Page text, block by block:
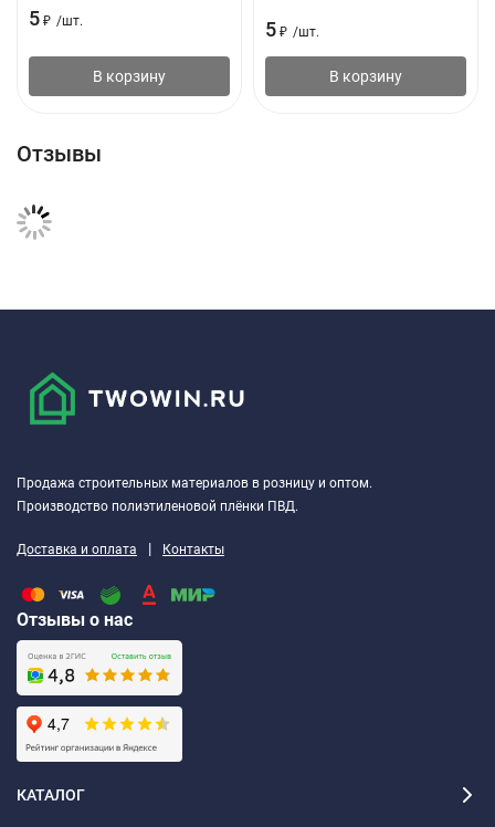
5 ₽ /шт.
В корзину
5 ₽ /шт.
В корзину
Отзывы
Продажа строительных материалов в розницу и оптом.
Производство полиэтиленовой плёнки ПВД.
Доставка и оплата | Контакты
Отзывы о нас
КАТАЛОГ